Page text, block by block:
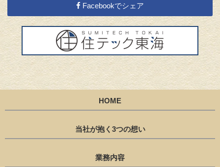
Facebookでシェア
HOME
当社が抱く3つの想い
業務内容